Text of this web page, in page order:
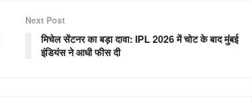
Next Post
मिचेल सेंटनर का बड़ा दावा: IPL 2026 में चोट के बाद मुंबई
इंडियंस ने आधी फीस दी